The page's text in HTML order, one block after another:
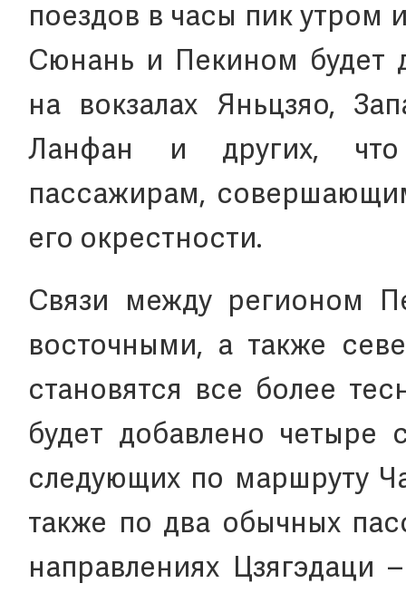
поездов в часы пик
Сюнань и Пекином будет
на вокзалах Яньцзяо,
Ланфан и других, что
пассажирам,
его окрестности.
Связи между регионом
восточными, а также
становятся все более
будет добавлено четыре
следующих по маршруту
также по два обычных
направлениях Цзягэдаци